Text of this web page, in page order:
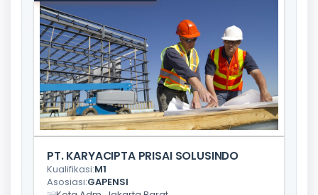
PT. KARYACIPTA PRISAI SOLUSINDO
Kualifikasi:M1
Asosiasi:GAPENSI